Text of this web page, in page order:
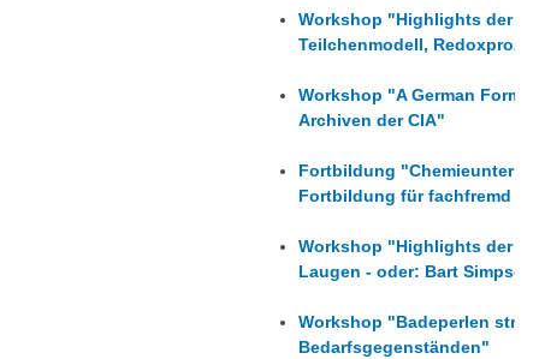
Workshop "Highlights der
Teilchenmodell,
Workshop "A German
Archiven der CIA"
Fortbildung
Fortbildung für fachfremd
Workshop "Highlights der
Laugen - oder: Bart
Workshop "Badeperlen
Bedarfsgegenständen"